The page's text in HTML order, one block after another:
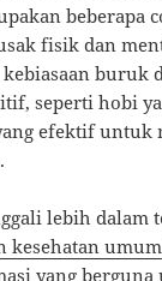
beberapa
fisik dan
buruk
seperti hobi
efektif untuk
lebih dalam
kesehatan umum
yang berguna